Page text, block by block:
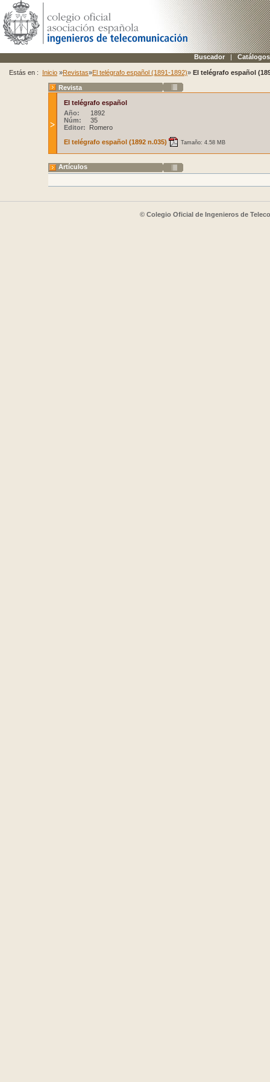
Buscador | Catálogos
Estás en : Inicio »Revistas»El telégrafo español (1891-1892)» El telégrafo español
Revista
El telégrafo español
Año: 1892
Núm: 35
Editor: Romero
El telégrafo español (1892 n.035)
Tamaño: 4.58 MB
Artículos
© Colegio Oficial de Ingenieros de